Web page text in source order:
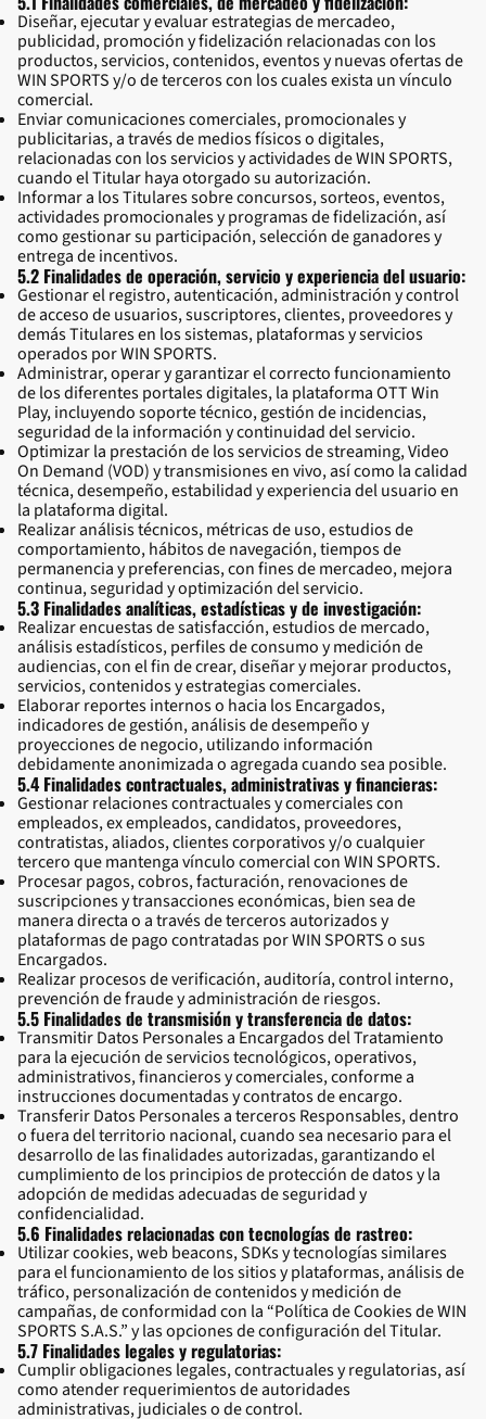
Diseñar, ejecutar y evaluar estrategias de mercadeo,
publicidad, promoción y fidelización relacionadas con los
productos, servicios, contenidos, eventos y nuevas ofertas de
WIN SPORTS y/o de terceros con los cuales exista un vínculo
comercial.
Enviar comunicaciones comerciales, promocionales y
publicitarias, a través de medios físicos o digitales,
relacionadas con los servicios y actividades de WIN SPORTS,
cuando el Titular haya otorgado su autorización.
Informar a los Titulares sobre concursos, sorteos, eventos,
actividades promocionales y programas de fidelización, así
como gestionar su participación, selección de ganadores y
entrega de incentivos.
5.2 Finalidades de operación, servicio y experiencia del usuario:
Gestionar el registro, autenticación, administración y control
de acceso de usuarios, suscriptores, clientes, proveedores y
demás Titulares en los sistemas, plataformas y servicios
operados por WIN SPORTS.
Administrar, operar y garantizar el correcto funcionamiento
de los diferentes portales digitales, la plataforma OTT Win
Play, incluyendo soporte técnico, gestión de incidencias,
seguridad de la información y continuidad del servicio.
Optimizar la prestación de los servicios de streaming, Video
On Demand (VOD) y transmisiones en vivo, así como la calidad
técnica, desempeño, estabilidad y experiencia del usuario en
la plataforma digital.
Realizar análisis técnicos, métricas de uso, estudios de
comportamiento, hábitos de navegación, tiempos de
permanencia y preferencias, con fines de mercadeo, mejora
continua, seguridad y optimización del servicio.
5.3 Finalidades analíticas, estadísticas y de investigación:
Realizar encuestas de satisfacción, estudios de mercado,
análisis estadísticos, perfiles de consumo y medición de
audiencias, con el fin de crear, diseñar y mejorar productos,
servicios, contenidos y estrategias comerciales.
Elaborar reportes internos o hacia los Encargados,
indicadores de gestión, análisis de desempeño y
proyecciones de negocio, utilizando información
debidamente anonimizada o agregada cuando sea posible.
5.4 Finalidades contractuales, administrativas y financieras:
Gestionar relaciones contractuales y comerciales con
empleados, ex empleados, candidatos, proveedores,
contratistas, aliados, clientes corporativos y/o cualquier
tercero que mantenga vínculo comercial con WIN SPORTS.
Procesar pagos, cobros, facturación, renovaciones de
suscripciones y transacciones económicas, bien sea de
manera directa o a través de terceros autorizados y
plataformas de pago contratadas por WIN SPORTS o sus
Encargados.
Realizar procesos de verificación, auditoría, control interno,
prevención de fraude y administración de riesgos.
5.5 Finalidades de transmisión y transferencia de datos:
Transmitir Datos Personales a Encargados del Tratamiento
para la ejecución de servicios tecnológicos, operativos,
administrativos, financieros y comerciales, conforme a
instrucciones documentadas y contratos de encargo.
Transferir Datos Personales a terceros Responsables, dentro
o fuera del territorio nacional, cuando sea necesario para el
desarrollo de las finalidades autorizadas, garantizando el
cumplimiento de los principios de protección de datos y la
adopción de medidas adecuadas de seguridad y
confidencialidad.
5.6 Finalidades relacionadas con tecnologías de rastreo:
Utilizar cookies, web beacons, SDKs y tecnologías similares
para el funcionamiento de los sitios y plataformas, análisis de
tráfico, personalización de contenidos y medición de
campañas, de conformidad con la “Política de Cookies de WIN
SPORTS S.A.S.” y las opciones de configuración del Titular.
5.7 Finalidades legales y regulatorias:
Cumplir obligaciones legales, contractuales y regulatorias, así
como atender requerimientos de autoridades
administrativas, judiciales o de control.